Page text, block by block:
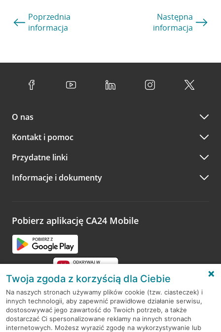
Poprzednia
informacja
Następna
informacja
O nas
Kontakt i pomoc
Przydatne linki
Informacje i dokumenty
Pobierz aplikację CA24 Mobile
RODO
Regulamin serwisu
Twoja zgoda z korzyścią dla Ciebie
Na naszych stronach używamy plików cookie (tzw. ciasteczek) i
innych technologii, aby zapewnić prawidłowe działanie serwisu,
dostosowywać jego zawartość do Twoich potrzeb, a także
dostarczać Ci spersonalizowane reklamy na innych stronach
internetowych. Możesz wyrazić zgodę na wykorzystywanie lub